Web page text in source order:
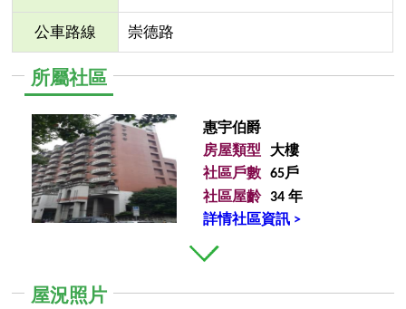
公車路線 崇德路
所屬社區
惠宇伯爵
房屋類型
大樓
社區戶數
65戶
社區屋齡
34 年
詳情社區資訊 >
屋況照片